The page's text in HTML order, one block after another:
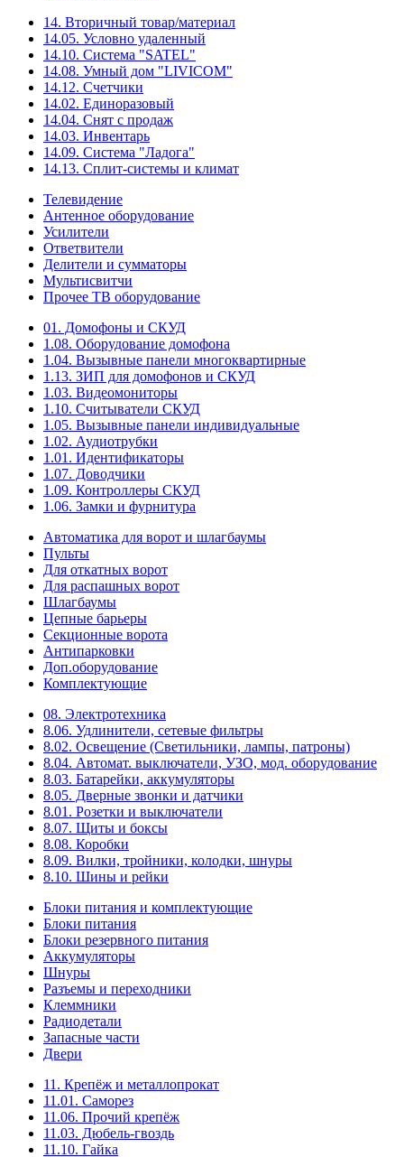
14. Вторичный товар/материал
14.05. Условно удаленный
14.10. Система "SATEL"
14.08. Умный дом "LIVICOM"
14.12. Счетчики
14.02. Единоразовый
14.04. Снят с продаж
14.03. Инвентарь
14.09. Система "Ладога"
14.13. Сплит-системы и климат
Телевидение
Антенное оборудование
Усилители
Ответвители
Делители и сумматоры
Мультисвитчи
Прочее ТВ оборудование
01. Домофоны и СКУД
1.08. Оборудование домофона
1.04. Вызывные панели многоквартирные
1.13. ЗИП для домофонов и СКУД
1.03. Видеомониторы
1.10. Считыватели СКУД
1.05. Вызывные панели индивидуальные
1.02. Аудиотрубки
1.01. Идентификаторы
1.07. Доводчики
1.09. Контроллеры СКУД
1.06. Замки и фурнитура
Автоматика для ворот и шлагбаумы
Пульты
Для откатных ворот
Для распашных ворот
Шлагбаумы
Цепные барьеры
Секционные ворота
Антипарковки
Доп.оборудование
Комплектующие
08. Электротехника
8.06. Удлинители, сетевые фильтры
8.02. Освещение (Светильники, лампы, патроны)
8.04. Автомат. выключатели, УЗО, мод. оборудование
8.03. Батарейки, аккумуляторы
8.05. Дверные звонки и датчики
8.01. Розетки и выключатели
8.07. Щиты и боксы
8.08. Коробки
8.09. Вилки, тройники, колодки, шнуры
8.10. Шины и рейки
Блоки питания и комплектующие
Блоки питания
Блоки резервного питания
Аккумуляторы
Шнуры
Разъемы и переходники
Клеммники
Радиодетали
Запасные части
Двери
11. Крепёж и металлопрокат
11.01. Саморез
11.06. Прочий крепёж
11.03. Дюбель-гвоздь
11.10. Гайка